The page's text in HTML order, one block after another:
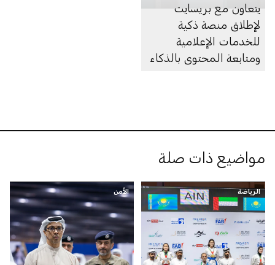
يتعاون مع بريسايت
لإطلاق منصة ذكية
للخدمات الإعلامية
ومتابعة المحتوى بالذكاء
مواضيع ذات صلة
الرياضة الأمن